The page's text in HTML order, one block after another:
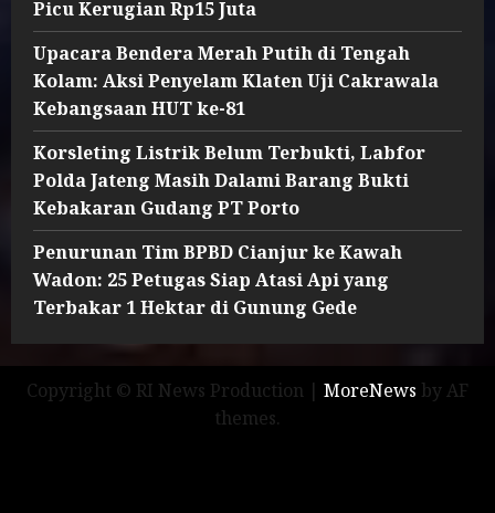
Picu Kerugian Rp15 Juta
Upacara Bendera Merah Putih di Tengah
Kolam: Aksi Penyelam Klaten Uji Cakrawala
Kebangsaan HUT ke-81
Korsleting Listrik Belum Terbukti, Labfor
Polda Jateng Masih Dalami Barang Bukti
Kebakaran Gudang PT Porto
Penurunan Tim BPBD Cianjur ke Kawah
Wadon: 25 Petugas Siap Atasi Api yang
Terbakar 1 Hektar di Gunung Gede
Copyright © RI News Production | MoreNews by AF
themes.